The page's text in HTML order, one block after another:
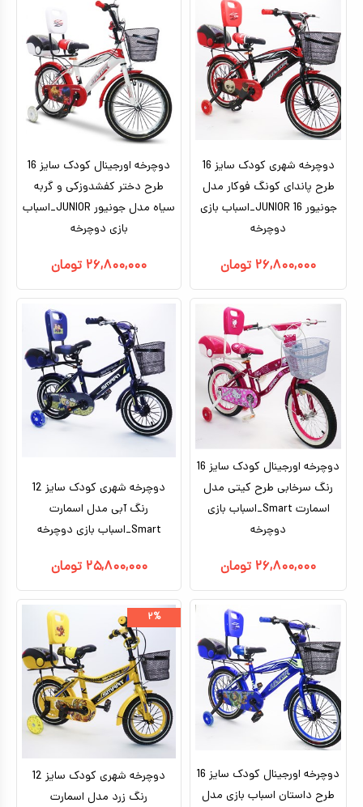
براساس برندها
ماشین شارژی_موتور شارژی
ماشین کنترلی
ماشین اسباب بازی
اکشن فیگور
عروسک دخترانه
عروسک رباتیک
ربات اسباب بازی
اسباب بازی نوزادی
دیجیتال و هوشمند
بازی فکری
اسباب بازی ورزشی
موسیقی
کیف و کوله پشتی
اسباب بازی علمی
اسباب بازی لوازم خانگی
اتاق کودک
بزرگسال
سگ های نگهبان
هری پاتر
دوچرخه شهری کودک سایز 16
طرح پاندای کونگ‌ فوکار مدل
جونیور JUNIOR 16_اسباب بازی
دوچرخه
۲۶,۸۰۰,۰۰۰ تومان
دوچرخه اورجینال کودک سایز 16
طرح دختر کفشدوزکی و گربه
سیاه مدل جونیور JUNIOR_اسباب
بازی دوچرخه
۲۶,۸۰۰,۰۰۰ تومان
دوچرخه اورجینال کودک سایز 16
رنگ سرخابی طرح کیتی مدل
اسمارت Smart_اسباب بازی
دوچرخه
۲۶,۸۰۰,۰۰۰ تومان
دوچرخه شهری کودک سایز 12
رنگ آبی مدل اسمارت
Smart_اسباب بازی دوچرخه
۲۵,۸۰۰,۰۰۰ تومان
دوچرخه اورجینال کودک سایز 16
طرح داستان اسباب بازی مدل
۲%
دوچرخه شهری کودک سایز 12
رنگ زرد مدل اسمارت